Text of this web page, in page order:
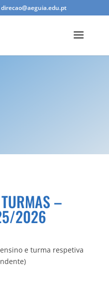
direcao@aeguia.edu.pt
–
2026
e turma respetiva